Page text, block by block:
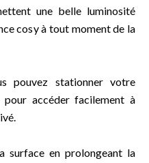
une belle luminosité
cosy à tout moment de la
pouvez stationner votre
accéder facilement à
surface en prolongeant la